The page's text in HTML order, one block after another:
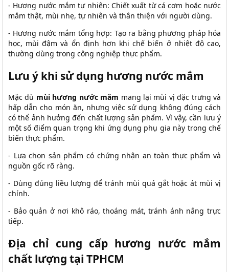
- Hương nước mắm tự nhiên: Chiết xuất từ cá cơm hoặc nước
mắm thật, mùi nhẹ, tự nhiên và thân thiện với người dùng.
- Hương nước mắm tổng hợp: Tạo ra bằng phương pháp hóa
học, mùi đậm và ổn định hơn khi chế biến ở nhiệt độ cao,
thường dùng trong công nghiệp thực phẩm.
Lưu ý khi sử dụng hương nước mắm
Mặc dù mùi hương nước mắm mang lại mùi vị đặc trưng và
hấp dẫn cho món ăn, nhưng việc sử dụng không đúng cách
có thể ảnh hưởng đến chất lượng sản phẩm. Vì vậy, cần lưu ý
một số điểm quan trọng khi ứng dụng phụ gia này trong chế
biến thực phẩm.
- Lựa chọn sản phẩm có chứng nhận an toàn thực phẩm và
nguồn gốc rõ ràng.
- Dùng đúng liều lượng để tránh mùi quá gắt hoặc át mùi vị
chính.
- Bảo quản ở nơi khô ráo, thoáng mát, tránh ánh nắng trực
tiếp.
Địa chỉ cung cấp hương nước mắm
chất lượng tại TPHCM